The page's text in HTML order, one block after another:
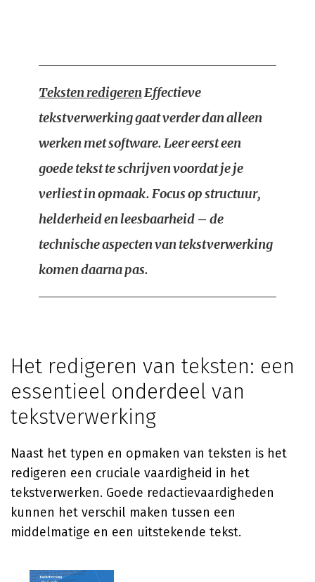
Teksten redigerenEffectieve
tekstverwerking gaat verder dan alleen
werken met software. Leer eerst een
goede tekst te schrijven voordat je je
verliest in opmaak. Focus op structuur,
helderheid en leesbaarheid – de
technische aspecten van tekstverwerking
komen daarna pas.
Het redigeren van teksten: een
essentieel onderdeel van
tekstverwerking
Naast het typen en opmaken van teksten is het
redigeren een cruciale vaardigheid in het
tekstverwerken. Goede redactievaardigheden
kunnen het verschil maken tussen een
middelmatige en een uitstekende tekst.